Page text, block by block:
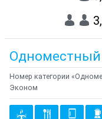
Одноместный
Номер категории
Эконом